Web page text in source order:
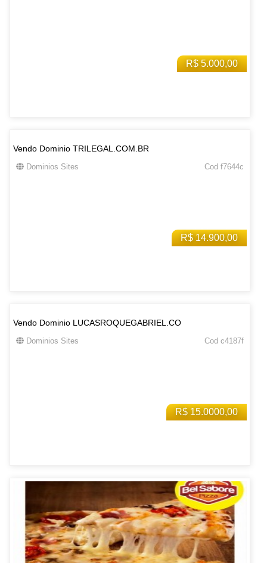
R$ 5.000,00
R$ 14.900,00
Vendo Dominio TRILEGAL.COM.BR
Dominios Sites Cod f7644c
R$ 15.0000,00
Vendo Dominio LUCASROQUEGABRIEL.CO
Dominios Sites Cod c4187f